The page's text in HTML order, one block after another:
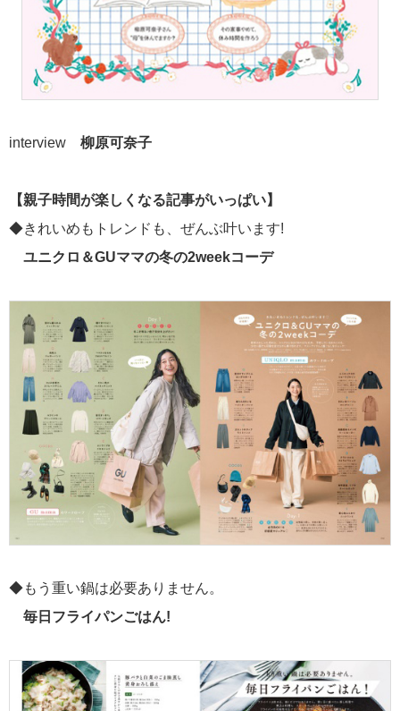
interview 柳原可奈子
【親子時間が楽しくなる記事がいっぱい】
◆きれいめもトレンドも、ぜんぶ叶います!
ユニクロ＆GUママの冬の2weekコーデ
◆もう重い鍋は必要ありません。
毎日フライパンごはん!